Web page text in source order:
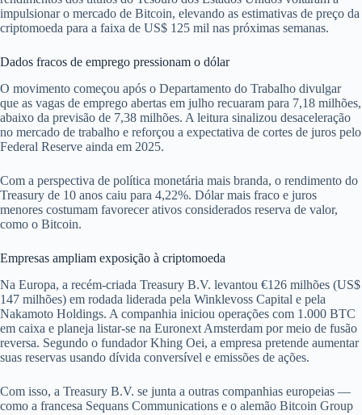
impulsionar o mercado de Bitcoin, elevando as estimativas de preço da
criptomoeda para a faixa de US$ 125 mil nas próximas semanas.
Dados fracos de emprego pressionam o dólar
O movimento começou após o Departamento do Trabalho divulgar
que as vagas de emprego abertas em julho recuaram para 7,18 milhões,
abaixo da previsão de 7,38 milhões. A leitura sinalizou desaceleração
no mercado de trabalho e reforçou a expectativa de cortes de juros pelo
Federal Reserve ainda em 2025.
Com a perspectiva de política monetária mais branda, o rendimento do
Treasury de 10 anos caiu para 4,22%. Dólar mais fraco e juros
menores costumam favorecer ativos considerados reserva de valor,
como o Bitcoin.
Empresas ampliam exposição à criptomoeda
Na Europa, a recém-criada Treasury B.V. levantou €126 milhões (US$
147 milhões) em rodada liderada pela Winklevoss Capital e pela
Nakamoto Holdings. A companhia iniciou operações com 1.000 BTC
em caixa e planeja listar‐se na Euronext Amsterdam por meio de fusão
reversa. Segundo o fundador Khing Oei, a empresa pretende aumentar
suas reservas usando dívida conversível e emissões de ações.
Com isso, a Treasury B.V. se junta a outras companhias europeias —
como a francesa Sequans Communications e o alemão Bitcoin Group